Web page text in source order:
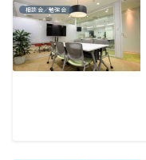
相談会／勉強会